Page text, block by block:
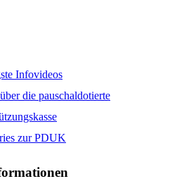
Infovideos
die pauschaldotierte
zur PDUK